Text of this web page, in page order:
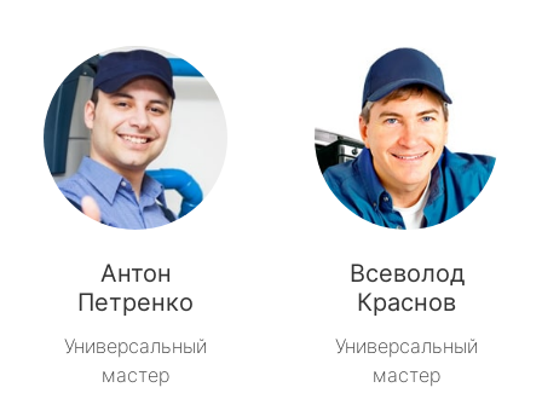
Антон
Петренко
Универсальный
мастер
Всеволод
Краснов
Универсальный
мастер